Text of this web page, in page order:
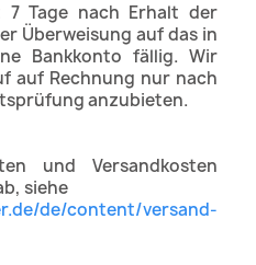
7 Tage nach Erhalt der
Überweisung auf das in
Bankkonto fällig. Wir
auf Rechnung nur nach
anzubieten.
und Versandkosten
siehe
de/content/versand-